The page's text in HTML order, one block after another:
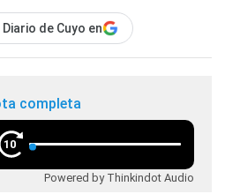
de Cuyo en
completa
10
Powered by Thinkindot Audio